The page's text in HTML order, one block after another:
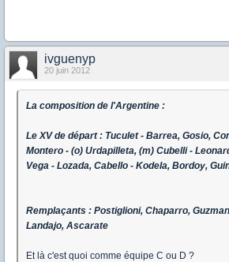
ivguenyp
20 juin 2012
La composition de l'Argentine :
Le XV de départ : Tuculet - Barrea, Gosio,
Montero - (o) Urdapilleta, (m) Cubelli -
Vega - Lozada, Cabello - Kodela, Bordoy,
Remplaçants : Postiglioni, Chaparro,
Landajo, Ascarate
Et là c'est quoi comme équipe C ou D ?